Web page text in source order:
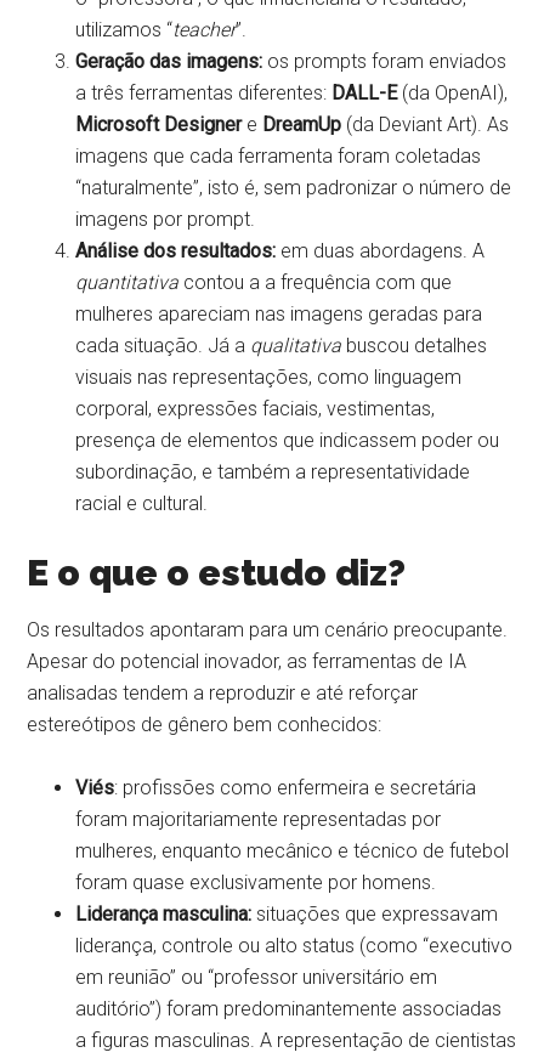
utilizamos “teacher”.
Geração das imagens: os prompts foram enviados
a três ferramentas diferentes: DALL-E(da OpenAI),
Microsoft Designere DreamUp (da Deviant Art). As
imagens que cada ferramenta foram coletadas
“naturalmente”, isto é, sem padronizar o número de
imagens por prompt.
Análise dos resultados: em duas abordagens. A
quantitativa contou a a frequência com que
mulheres apareciam nas imagens geradas para
cada situação. Já a qualitativa buscou detalhes
visuais nas representações, como linguagem
corporal, expressões faciais, vestimentas,
presença de elementos que indicassem poder ou
subordinação, e também a representatividade
racial e cultural.
E o que o estudo diz?
Os resultados apontaram para um cenário preocupante.
Apesar do potencial inovador, as ferramentas de IA
analisadas tendem a reproduzir e até reforçar
estereótipos de gênero bem conhecidos:
Viés: profissões como enfermeira e secretária
foram majoritariamente representadas por
mulheres, enquanto mecânico e técnico de futebol
foram quase exclusivamente por homens.
Liderança masculina: situações que expressavam
liderança, controle ou alto status (como “executivo
em reunião” ou “professor universitário em
auditório”) foram predominantemente associadas
a figuras masculinas. A representação de cientistas